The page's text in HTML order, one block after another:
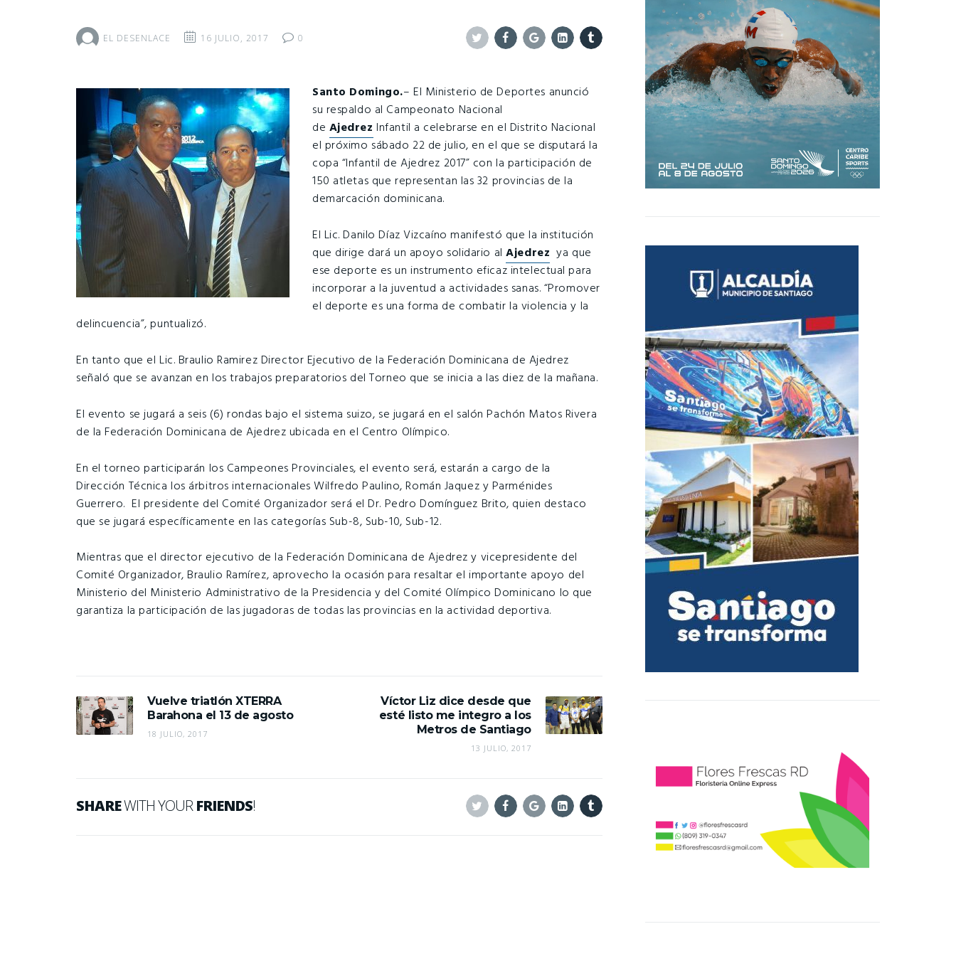
EL DESENLACE 16 JULIO, 2017
0
Santo Domingo.– El Ministerio de Deportes anunció
su respaldo al Campeonato Nacional
de Ajedrez Infantil a celebrarse en el Distrito Nacional
el próximo sábado 22 de julio, en el que se disputará la
copa “Infantil de Ajedrez 2017” con la participación de
150 atletas que representan las 32 provincias de la
demarcación dominicana.
El Lic. Danilo Díaz Vizcaíno manifestó que la institución
que dirige dará un apoyo solidario al Ajedrez ya que
ese deporte es un instrumento eficaz intelectual para
incorporar a la juventud a actividades sanas. “Promover
el deporte es una forma de combatir la violencia y la
delincuencia”, puntualizó.
En tanto que el Lic. Braulio Ramirez Director Ejecutivo de la Federación Dominicana de Ajedrez
señaló que se avanzan en los trabajos preparatorios del Torneo que se inicia a las diez de la mañana.
El evento se jugará a seis (6) rondas bajo el sistema suizo, se jugará en el salón Pachón Matos Rivera
de la Federación Dominicana de Ajedrez ubicada en el Centro Olímpico.
En el torneo participarán los Campeones Provinciales, el evento será, estarán a cargo de la
Dirección Técnica los árbitros internacionales Wilfredo Paulino, Román Jaquez y Parménides
Guerrero. El presidente del Comité Organizador será el Dr. Pedro Domínguez Brito, quien destaco
que se jugará específicamente en las categorías Sub-8, Sub-10, Sub-12.
Mientras que el director ejecutivo de la Federación Dominicana de Ajedrez y vicepresidente del
Comité Organizador, Braulio Ramírez, aprovecho la ocasión para resaltar el importante apoyo del
Ministerio del Ministerio Administrativo de la Presidencia y del Comité Olímpico Dominicano lo que
garantiza la participación de las jugadoras de todas las provincias en la actividad deportiva.
Vuelve triatlón XTERRA
Barahona el 13 de agosto
18 JULIO, 2017
Víctor Liz dice desde que
esté listo me integro a los
Metros de Santiago
13 JULIO, 2017
SHAREWITH YOURFRIENDS!